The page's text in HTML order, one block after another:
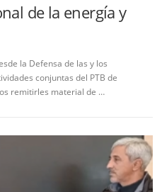
de la energía y
la Defensa de las y los
conjuntas del PTB de
remitirles material de …